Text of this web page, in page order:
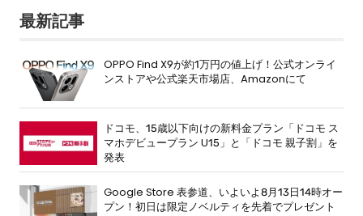
最新記事
OPPO Find X9が約1万円の値上げ！公式オンライ
ンストアや公式楽天市場店、Amazonにて
ドコモ、15歳以下向けの新料金プラン「ドコモ ス
マホデビュープラン U15」と「ドコモ 親子割」を
発表
Google Store 表参道、いよいよ8月13日14時オー
プン！初日は限定ノベルティを先着でプレゼント